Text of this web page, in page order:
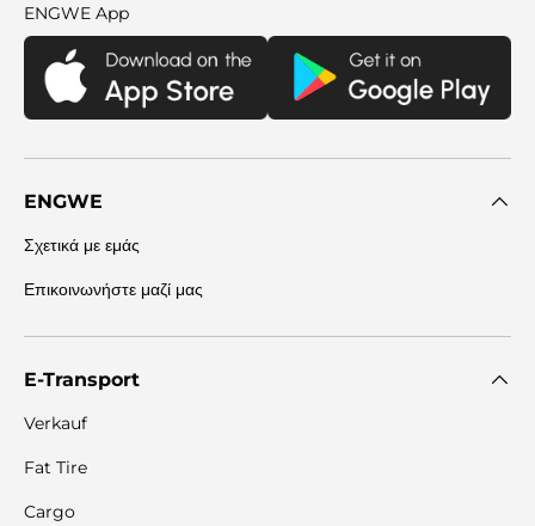
ENGWE App
ENGWE
Σχετικά με εμάς
Επικοινωνήστε μαζί μας
E-Transport
Verkauf
Fat Tire
Cargo